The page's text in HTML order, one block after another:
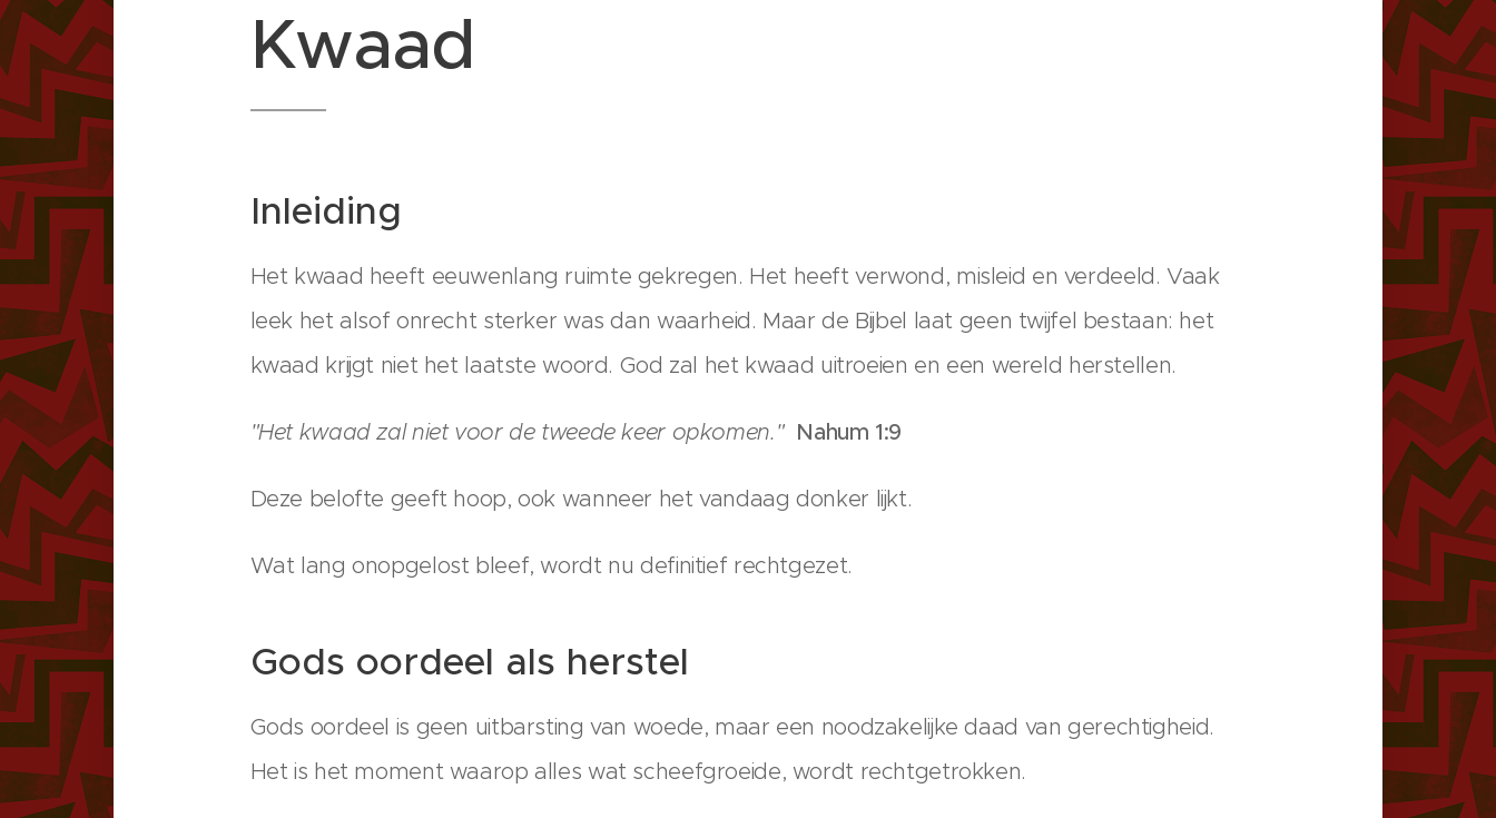
Kwaad
Inleiding
Het kwaad heeft eeuwenlang ruimte gekregen. Het heeft verwond, misleid en verdeeld. Vaak
leek het alsof onrecht sterker was dan waarheid. Maar de Bijbel laat geen twijfel bestaan: het
kwaad krijgt niet het laatste woord. God zal het kwaad uitroeien en een wereld herstellen.
"Het kwaad zal niet voor de tweede keer opkomen." Nahum 1:9
Deze belofte geeft hoop, ook wanneer het vandaag donker lijkt.
Wat lang onopgelost bleef, wordt nu definitief rechtgezet.
Gods oordeel als herstel
Gods oordeel is geen uitbarsting van woede, maar een noodzakelijke daad van gerechtigheid.
Het is het moment waarop alles wat scheefgroeide, wordt rechtgetrokken.